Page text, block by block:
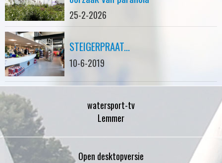
25-2-2026
STEIGERPRAAT...
10-6-2019
watersport-tv
Lemmer
Open desktopversie